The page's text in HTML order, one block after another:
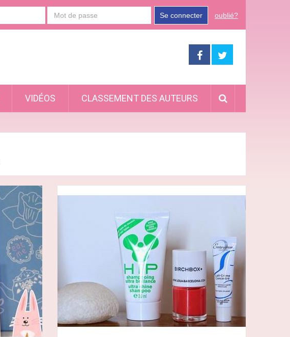
Se connecter oublié?
VIDÉOS CLASSEMENT DES AUTEURS